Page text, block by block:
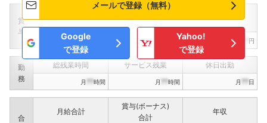
賞
与
インセンティブ賞与
決算賞与
???,??? ???,??? 円 ???,??? 円
勤
務
総残業時間 サービス残業 休日出勤
月 ??時間 月 ??時間 月 ??日
合
月給合計
賞与(ボーナス)
合計
年収
メールで登録（無料）
Google
で登録
Yahoo!
で登録